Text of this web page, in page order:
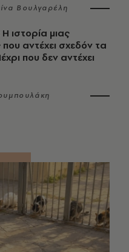
Βουλγαρέλη
ιστορία μιας
που αντέχει σχεδόν τα
που δεν αντέχει